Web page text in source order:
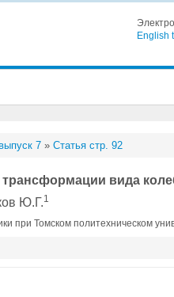
English
7 »Статья стр. 92
вида
Ю.Г.1
при Томском политехническом